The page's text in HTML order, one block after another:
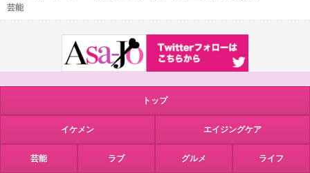
芸能
トップ
イケメン エイジングケア
芸能 ラブ グルメ ライフ